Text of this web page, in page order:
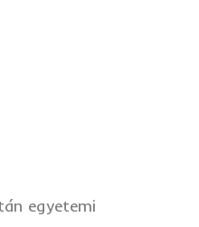
egyetemi